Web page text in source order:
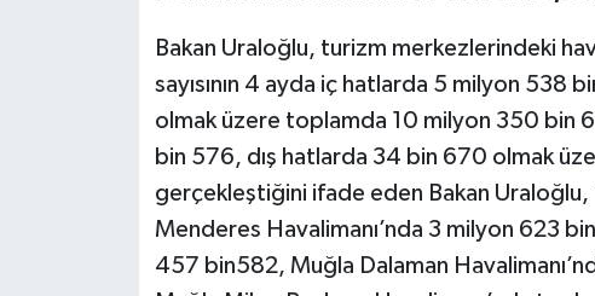
Bakan Uraloğlu, turizm merkezlerindeki
sayısının 4 ayda iç hatlarda 5 milyon 538
olmak üzere toplamda 10 milyon 350 bin
bin 576, dış hatlarda 34 bin 670 olmak
gerçekleştiğini ifade eden Bakan Uraloğlu,
Menderes Havalimanı’nda 3 milyon 623
457 bin582, Muğla Dalaman